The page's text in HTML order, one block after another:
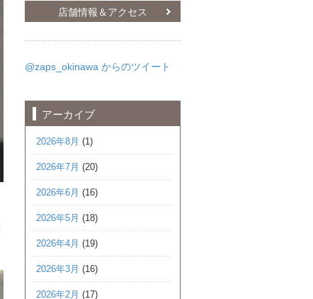
店舗情報＆アクセス
@zaps_okinawa からのツイート
アーカイブ
2026年8月 (1)
2026年7月 (20)
2026年6月 (16)
2026年5月 (18)
2026年4月 (19)
2026年3月 (16)
2026年2月 (17)